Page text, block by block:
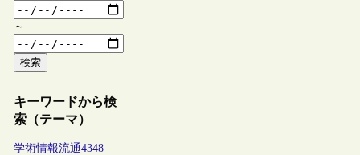
～
検索
キーワードから検
索（テーマ）
学術情報流通4348